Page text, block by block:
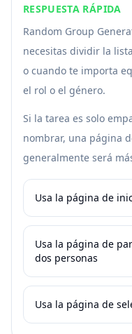
RESPUESTA RÁPIDA
Random Group
necesitas dividir la
o cuando te importa
el rol o el género.
Si la tarea es solo
nombrar, una página
generalmente será
Usa la página de
Usa la página de
dos personas
Usa la página de